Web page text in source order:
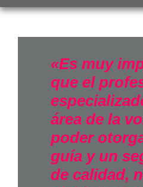
«Es muy
que el
área de la
poder
guía y un
de calidad,